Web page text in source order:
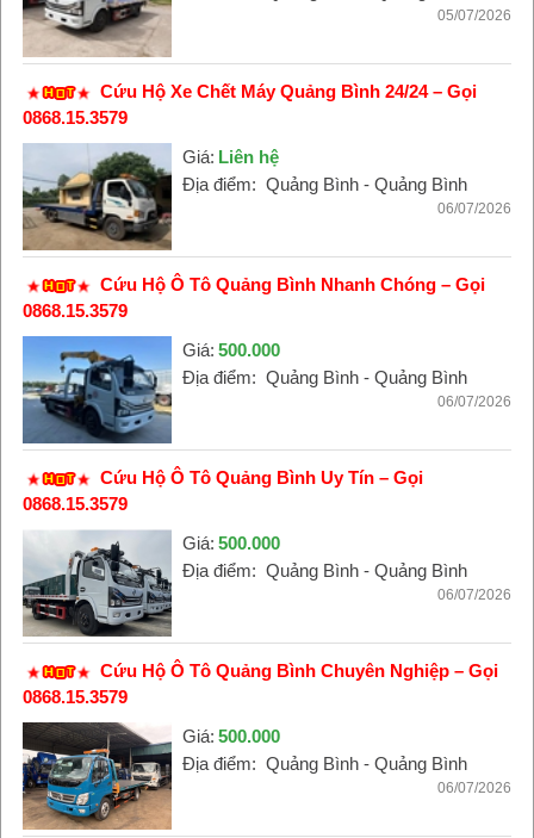
05/07/2026
Cứu Hộ Xe Chết Máy Quảng Bình 24/24 – Gọi
0868.15.3579
Giá: Liên hệ
Địa điểm: Quảng Bình - Quảng Bình
06/07/2026
Cứu Hộ Ô Tô Quảng Bình Nhanh Chóng – Gọi
0868.15.3579
Giá: 500.000
Địa điểm: Quảng Bình - Quảng Bình
06/07/2026
Cứu Hộ Ô Tô Quảng Bình Uy Tín – Gọi
0868.15.3579
Giá: 500.000
Địa điểm: Quảng Bình - Quảng Bình
06/07/2026
Cứu Hộ Ô Tô Quảng Bình Chuyên Nghiệp – Gọi
0868.15.3579
Giá: 500.000
Địa điểm: Quảng Bình - Quảng Bình
06/07/2026